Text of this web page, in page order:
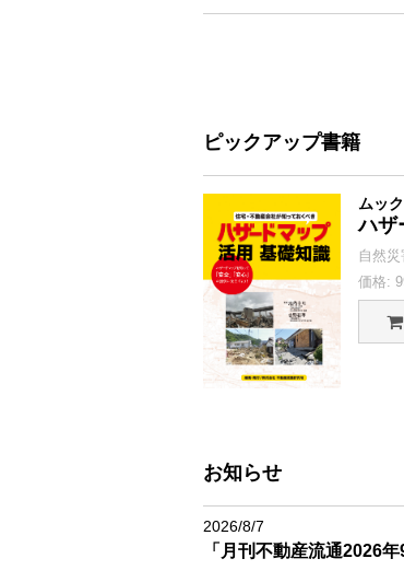
ピックアップ書籍
ムック
ハザ
自然
価格:
お知らせ
2026/8/7
「月刊不動産流通2026